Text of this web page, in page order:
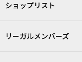
ショップリスト
リーガルメンバーズ